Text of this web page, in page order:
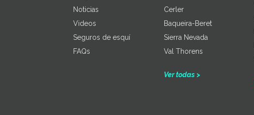
Noticias
Videos
Seguros de esquí
FAQs
Cerler
Baqueira-Beret
Sierra Nevada
Val Thorens
Ver todas >